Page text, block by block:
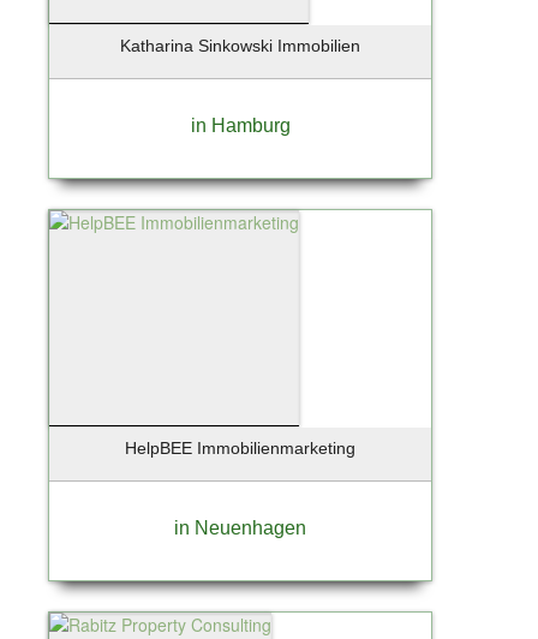
Katharina Sinkowski Immobilien
in Hamburg
HelpBEE Immobilienmarketing
in Neuenhagen